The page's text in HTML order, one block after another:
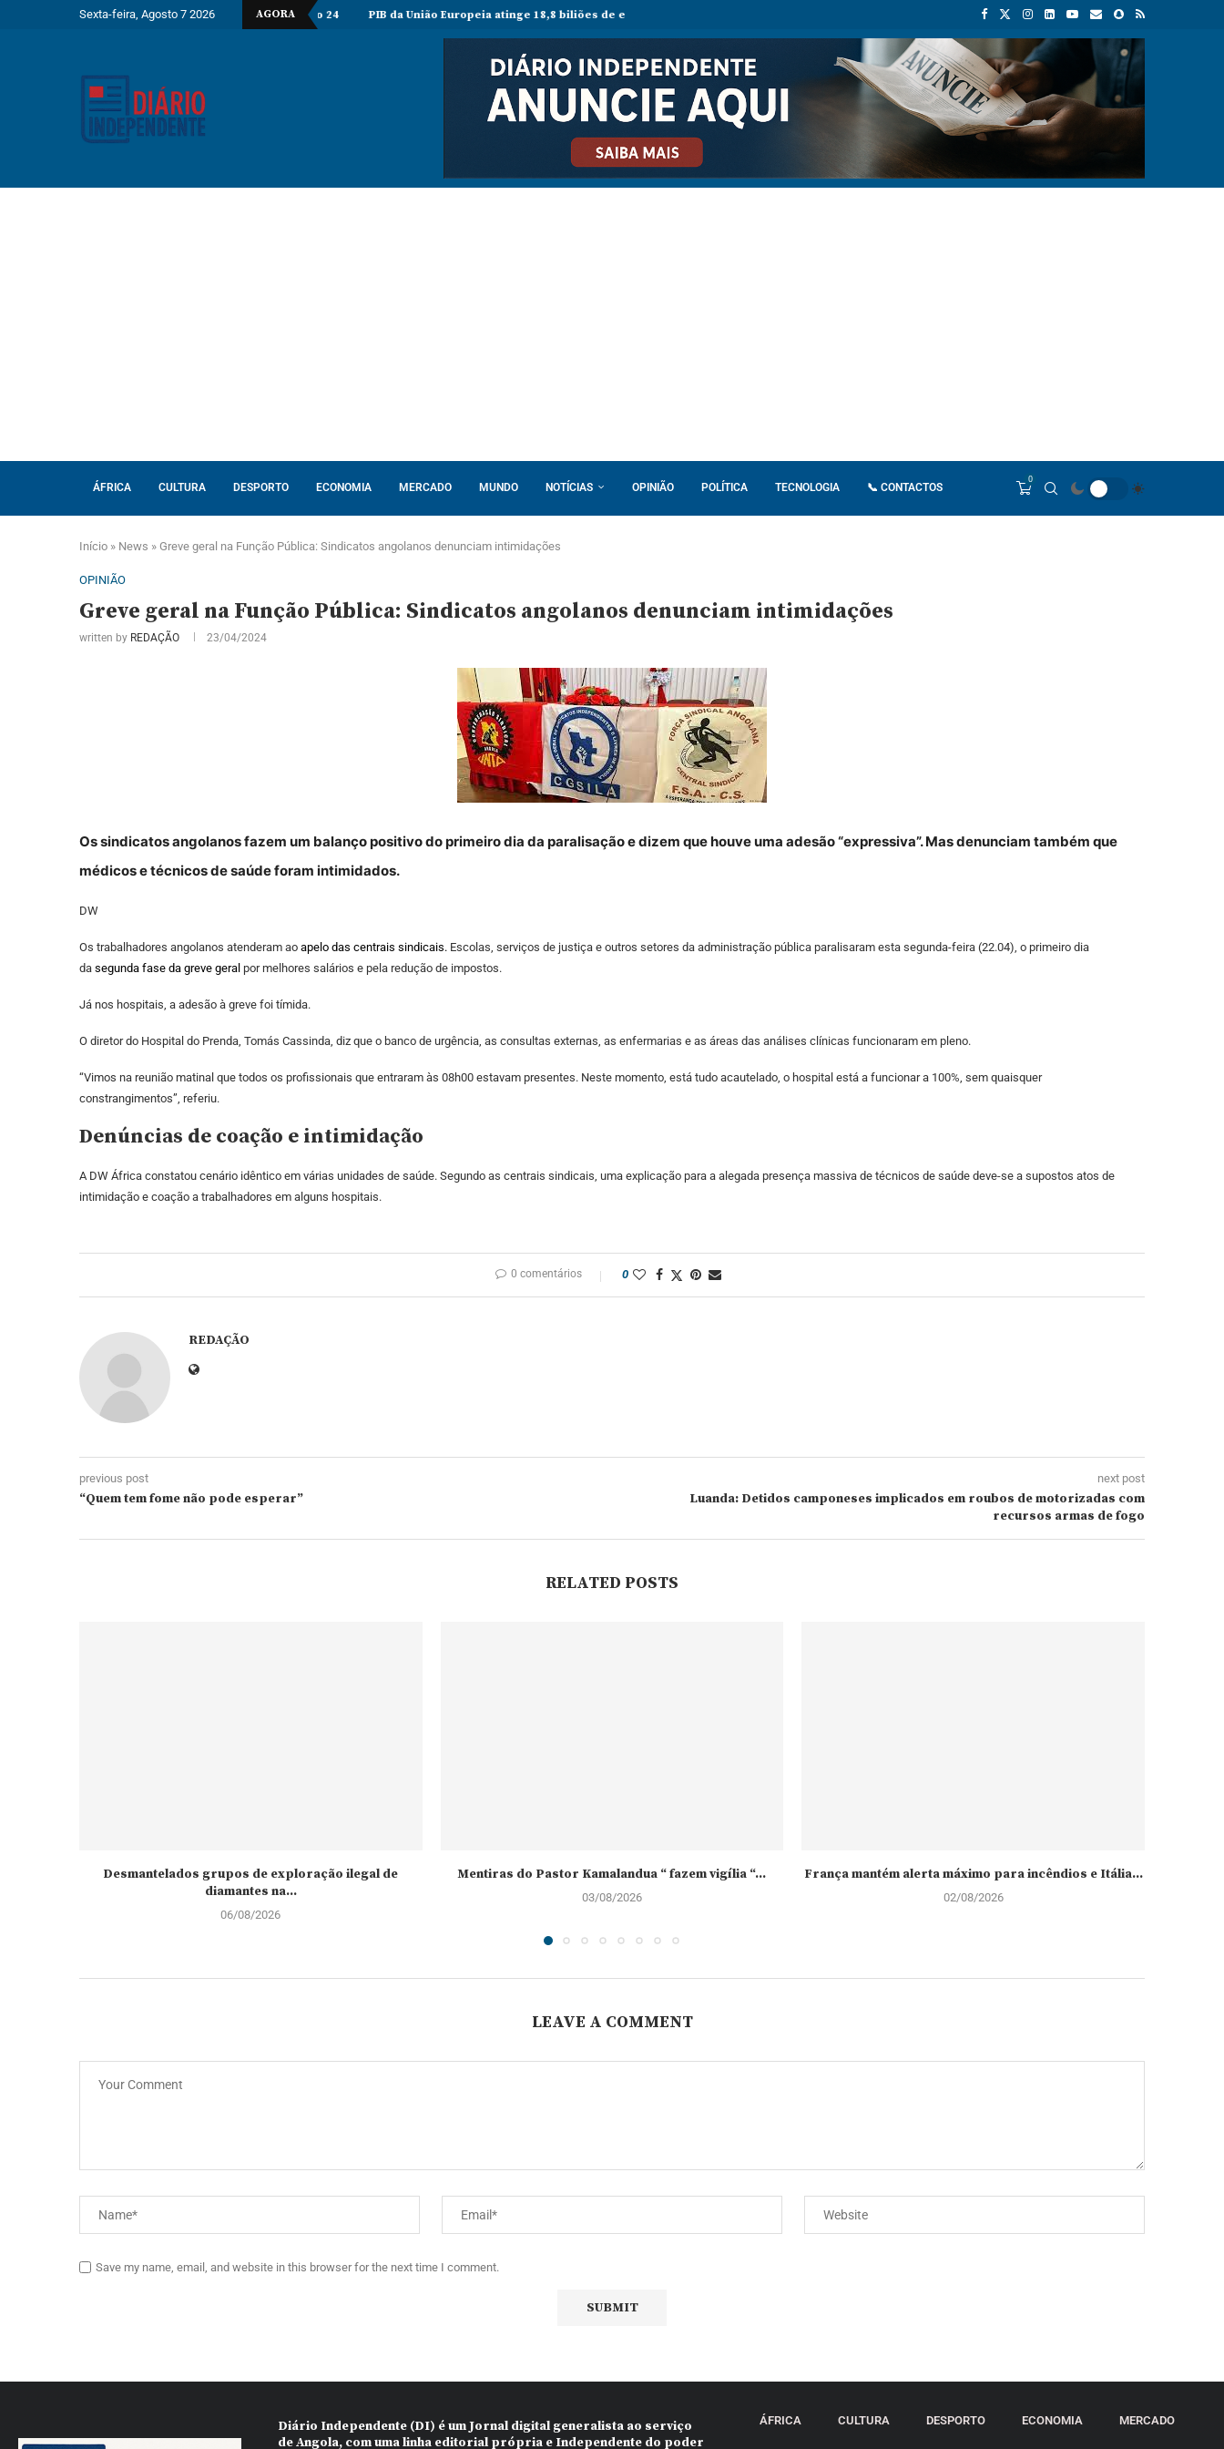
Sexta-feira, Agosto 7 2026 AGORA
perfuração do poço Katambi-2 do bloco 24 PIB da União Europeia atinge 18,8 biliões de euros em 2025 e Alemanha reforça liderança económica Empresas chinesas anunciam investimento de 150
ÁFRICA CULTURA DESPORTO ECONOMIA MERCADO MUNDO NOTÍCIAS OPINIÃO POLÍTICA TECNOLOGIA 📞 CONTACTOS
0
Início » News » Greve geral na Função Pública: Sindicatos angolanos denunciam intimidações
OPINIÃO
Greve geral na Função Pública: Sindicatos angolanos denunciam intimidações
written by REDAÇÃO 23/04/2024
Os sindicatos angolanos fazem um balanço positivo do primeiro dia da paralisação e dizem que houve uma adesão “expressiva”. Mas denunciam também que
médicos e técnicos de saúde foram intimidados.
DW
Os trabalhadores angolanos atenderam ao apelo das centrais sindicais. Escolas, serviços de justiça e outros setores da administração pública paralisaram esta segunda-feira (22.04), o primeiro dia
da segunda fase da greve geral por melhores salários e pela redução de impostos.
Já nos hospitais, a adesão à greve foi tímida.
O diretor do Hospital do Prenda, Tomás Cassinda, diz que o banco de urgência, as consultas externas, as enfermarias e as áreas das análises clínicas funcionaram em pleno.
“Vimos na reunião matinal que todos os profissionais que entraram às 08h00 estavam presentes. Neste momento, está tudo acautelado, o hospital está a funcionar a 100%, sem quaisquer
constrangimentos”, referiu.
Denúncias de coação e intimidação
A DW África constatou cenário idêntico em várias unidades de saúde. Segundo as centrais sindicais, uma explicação para a alegada presença massiva de técnicos de saúde deve-se a supostos atos de
intimidação e coação a trabalhadores em alguns hospitais.
0 comentários 0
REDAÇÃO
previous post
“Quem tem fome não pode esperar”
next post
Luanda: Detidos camponeses implicados em roubos de motorizadas com
recursos armas de fogo
RELATED POSTS
Desmantelados grupos de exploração ilegal de
diamantes na...
06/08/2026
Mentiras do Pastor Kamalandua “ fazem vigília “...
03/08/2026
França mantém alerta máximo para incêndios e Itália...
02/08/2026
LEAVE A COMMENT
Save my name, email, and website in this browser for the next time I comment.
Diário Independente (DI) é um Jornal digital generalista ao serviço
de Angola, com uma linha editorial própria e Independente do poder
ÁFRICA CULTURA DESPORTO ECONOMIA MERCADO